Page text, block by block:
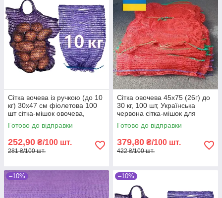
Сітка вочева із ручкою (до 10
кг) 30х47 см фіолетова 100
шт сітка-мішок овочева,
мішки овочеві
Готово до відправки
252,90 ₴/100 шт.
281 ₴/100 шт.
Сітка овочева 45х75 (26г) до
30 кг, 100 шт, Українська
червона сітка-мішок для
овочів
Готово до відправки
379,80 ₴/100 шт.
422 ₴/100 шт.
–10% –10%